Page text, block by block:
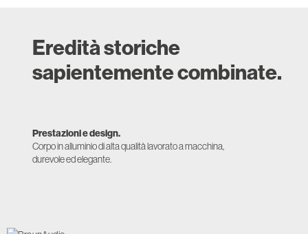
Eredità storiche
sapientemente combinate.
Prestazioni e design.
Corpo in alluminio di alta qualità lavorato a macchina,
durevole ed elegante.